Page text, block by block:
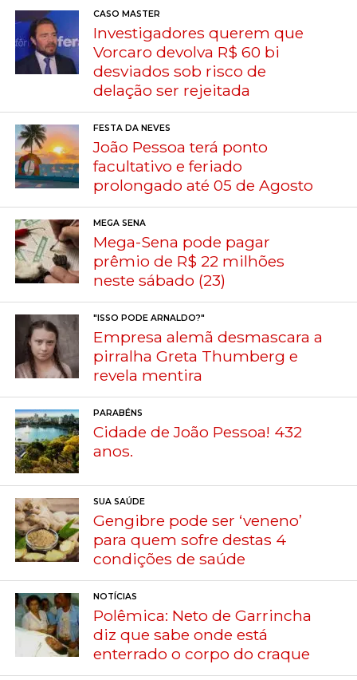
CASO MASTER
Investigadores querem que
Vorcaro devolva R$ 60 bi
desviados sob risco de
delação ser rejeitada
FESTA DA NEVES
João Pessoa terá ponto
facultativo e feriado
prolongado até 05 de Agosto
MEGA SENA
Mega-Sena pode pagar
prêmio de R$ 22 milhões
neste sábado (23)
"ISSO PODE ARNALDO?"
Empresa alemã desmascara a
pirralha Greta Thumberg e
revela mentira
PARABÉNS
Cidade de João Pessoa! 432
anos.
SUA SAÚDE
Gengibre pode ser ‘veneno’
para quem sofre destas 4
condições de saúde
NOTÍCIAS
Polêmica: Neto de Garrincha
diz que sabe onde está
enterrado o corpo do craque